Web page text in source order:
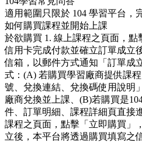
適用範圍只限於 104 學習平台，
如何購買課程並開始上課
於欲購買 1. 線上課程之頁面，點
信用卡完成付款並確立訂單成立
信箱，以郵件方式通知「訂單成
式：(A) 若購買學習廠商提供課
號、兌換連結、兌換碼使用說明
廠商兌換並上課、(B)若購買是
件、訂單明細、課程詳細頁直接
課程之頁面，點擊「立即購買」
立後，本平台將透過購買填寫之